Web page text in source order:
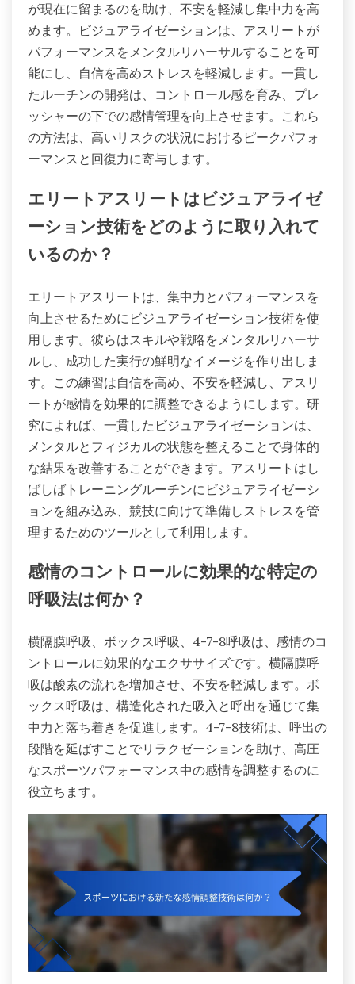
が現在に留まるのを助け、不安を軽減し集中力を高
めます。ビジュアライゼーションは、アスリートが
パフォーマンスをメンタルリハーサルすることを可
能にし、自信を高めストレスを軽減します。一貫し
たルーチンの開発は、コントロール感を育み、プレ
ッシャーの下での感情管理を向上させます。これら
の方法は、高いリスクの状況におけるピークパフォ
ーマンスと回復力に寄与します。
エリートアスリートはビジュアライゼ
ーション技術をどのように取り入れて
いるのか？
エリートアスリートは、集中力とパフォーマンスを
向上させるためにビジュアライゼーション技術を使
用します。彼らはスキルや戦略をメンタルリハーサ
ルし、成功した実行の鮮明なイメージを作り出しま
す。この練習は自信を高め、不安を軽減し、アスリ
ートが感情を効果的に調整できるようにします。研
究によれば、一貫したビジュアライゼーションは、
メンタルとフィジカルの状態を整えることで身体的
な結果を改善することができます。アスリートはし
ばしばトレーニングルーチンにビジュアライゼーシ
ョンを組み込み、競技に向けて準備しストレスを管
理するためのツールとして利用します。
感情のコントロールに効果的な特定の
呼吸法は何か？
横隔膜呼吸、ボックス呼吸、4-7-8呼吸は、感情のコ
ントロールに効果的なエクササイズです。横隔膜呼
吸は酸素の流れを増加させ、不安を軽減します。ボ
ックス呼吸は、構造化された吸入と呼出を通じて集
中力と落ち着きを促進します。4-7-8技術は、呼出の
段階を延ばすことでリラクゼーションを助け、高圧
なスポーツパフォーマンス中の感情を調整するのに
役立ちます。